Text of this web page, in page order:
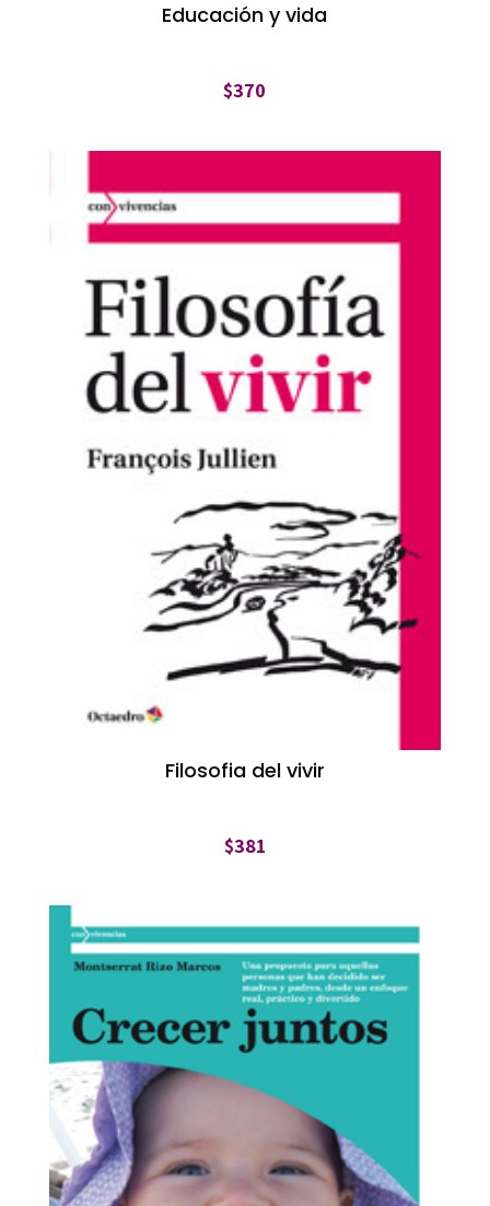
Educación y vida
$370
Filosofia del vivir
$381